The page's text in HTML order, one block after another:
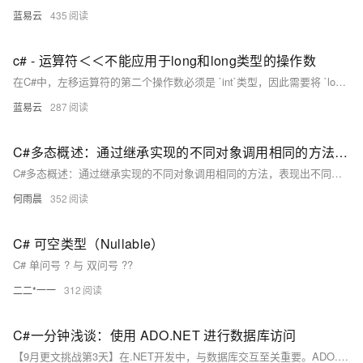
蓝易云 435
c# - 运算符＜＜不能应用于long和long类型的操作数
在C#中，左移运算符的第二个操作数必须是 `int`类型，因此需要将 `long`类型的位移计数显式转换为 `int`类型。这种转换需要注意数据丢失和负值处理的问题。通过本文的详细说明和示例代码，相信可以帮助你在实际开发中正确使用左移运算符。
蓝易云 287
C#多态概述：通过继承实现的不同对象调用相同的方法，表现出不同的行为
C#多态概述：通过继承实现的不同对象调用相同的方法，表现出不同的行为
何雨晨 352
C# 可空类型（Nullable）
C# 单问号 ? 与 双问号 ??
二二*一一 312
C#一分钟浅谈：使用 ADO.NET 进行数据库访问
【9月更文挑战第3天】在.NET开发中，与数据库交互至关重要。ADO.NET是Microsoft提供的用于访问关系型数据库的类库，包含连接数据库、执行SQL命令等功能。本文从基础入手，介绍如何使用ADO.NET进行数据库访问，并提供示例代码，同时讨论常见问题及其解决方案，如连接字符串错误、SQL注入风险和资源泄露等，帮助开发者更好地利用ADO.NET提升应用的安全性和稳定性。